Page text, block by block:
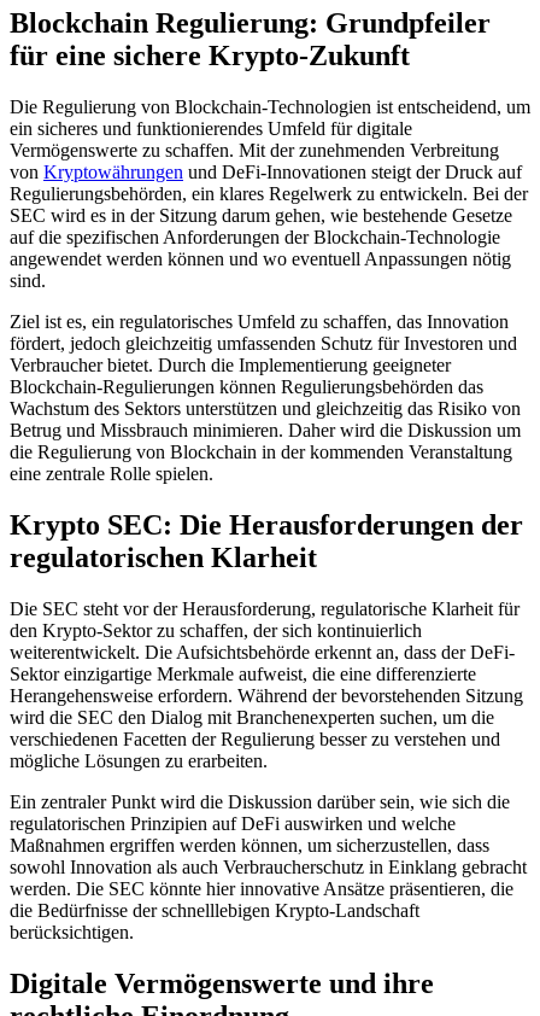
Blockchain Regulierung: Grundpfeiler
für eine sichere Krypto-Zukunft
Die Regulierung von Blockchain-Technologien ist entscheidend, um
ein sicheres und funktionierendes Umfeld für digitale
Vermögenswerte zu schaffen. Mit der zunehmenden Verbreitung
von Kryptowährungen und DeFi-Innovationen steigt der Druck auf
Regulierungsbehörden, ein klares Regelwerk zu entwickeln. Bei der
SEC wird es in der Sitzung darum gehen, wie bestehende Gesetze
auf die spezifischen Anforderungen der Blockchain-Technologie
angewendet werden können und wo eventuell Anpassungen nötig
sind.
Ziel ist es, ein regulatorisches Umfeld zu schaffen, das Innovation
fördert, jedoch gleichzeitig umfassenden Schutz für Investoren und
Verbraucher bietet. Durch die Implementierung geeigneter
Blockchain-Regulierungen können Regulierungsbehörden das
Wachstum des Sektors unterstützen und gleichzeitig das Risiko von
Betrug und Missbrauch minimieren. Daher wird die Diskussion um
die Regulierung von Blockchain in der kommenden Veranstaltung
eine zentrale Rolle spielen.
Krypto SEC: Die Herausforderungen der
regulatorischen Klarheit
Die SEC steht vor der Herausforderung, regulatorische Klarheit für
den Krypto-Sektor zu schaffen, der sich kontinuierlich
weiterentwickelt. Die Aufsichtsbehörde erkennt an, dass der DeFi-
Sektor einzigartige Merkmale aufweist, die eine differenzierte
Herangehensweise erfordern. Während der bevorstehenden Sitzung
wird die SEC den Dialog mit Branchenexperten suchen, um die
verschiedenen Facetten der Regulierung besser zu verstehen und
mögliche Lösungen zu erarbeiten.
Ein zentraler Punkt wird die Diskussion darüber sein, wie sich die
regulatorischen Prinzipien auf DeFi auswirken und welche
Maßnahmen ergriffen werden können, um sicherzustellen, dass
sowohl Innovation als auch Verbraucherschutz in Einklang gebracht
werden. Die SEC könnte hier innovative Ansätze präsentieren, die
die Bedürfnisse der schnelllebigen Krypto-Landschaft
berücksichtigen.
Digitale Vermögenswerte und ihre